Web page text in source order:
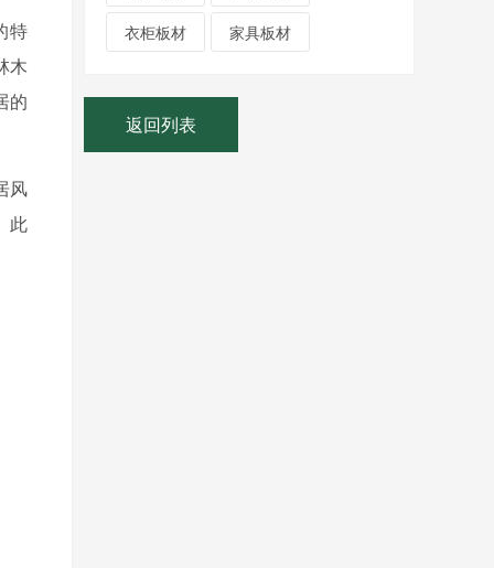
特
木
的
风
此
衣柜板材 家具板材
返回列表